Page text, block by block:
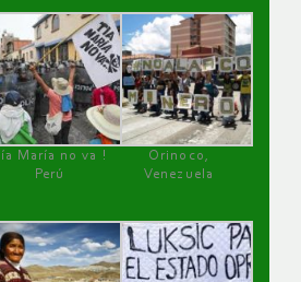
María no va !
Perú
Orinoco,
Venezuela